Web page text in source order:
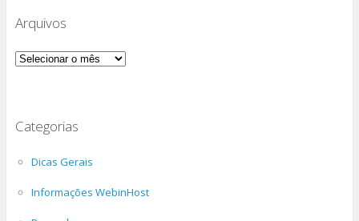
Arquivos
Arquivos
Categorias
Dicas Gerais
Informações WebinHost